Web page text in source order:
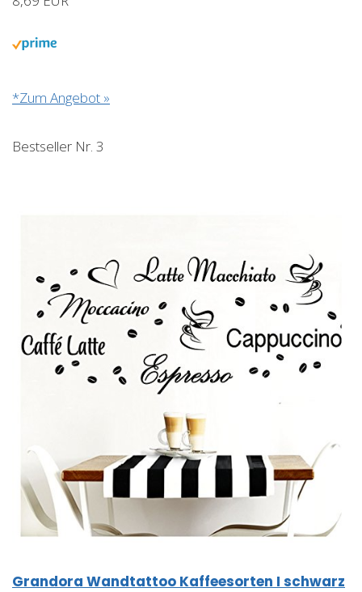
*Zum Angebot »
Bestseller Nr. 3
Grandora Wandtattoo Kaffeesorten I schwarz